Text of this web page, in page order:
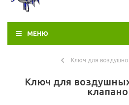
МЕНЮ
Ключ для
Ключ для